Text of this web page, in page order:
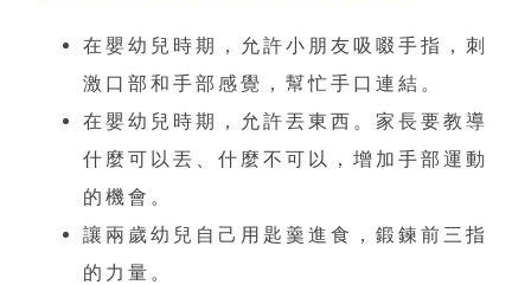
在嬰幼兒時期，允許小朋友吸啜手指，刺
激口部和手部感覺，幫忙手口連結。
在嬰幼兒時期，允許丟東西。家長要教導
什麼可以丟、什麼不可以，增加手部運動
的機會。
讓兩歲幼兒自己用匙羹進食，鍛鍊前三指
的力量。